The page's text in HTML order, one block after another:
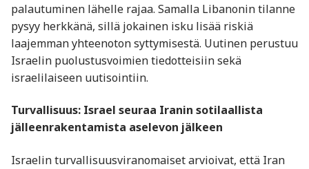
palautuminen lähelle rajaa. Samalla Libanonin tilanne
pysyy herkkänä, sillä jokainen isku lisää riskiä
laajemman yhteenoton syttymisestä. Uutinen perustuu
Israelin puolustusvoimien tiedotteisiin sekä
israelilaiseen uutisointiin.
Turvallisuus: Israel seuraa Iranin sotilaallista
jälleenrakentamista aselevon jälkeen
Israelin turvallisuusviranomaiset arvioivat, että Iran